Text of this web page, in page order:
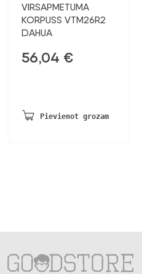
VIRSAPMETUMA
KORPUSS VTM26R2
DAHUA
56,04 €
Pievienot grozam